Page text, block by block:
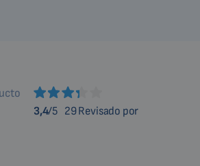
3,4/5 29 Revisado por